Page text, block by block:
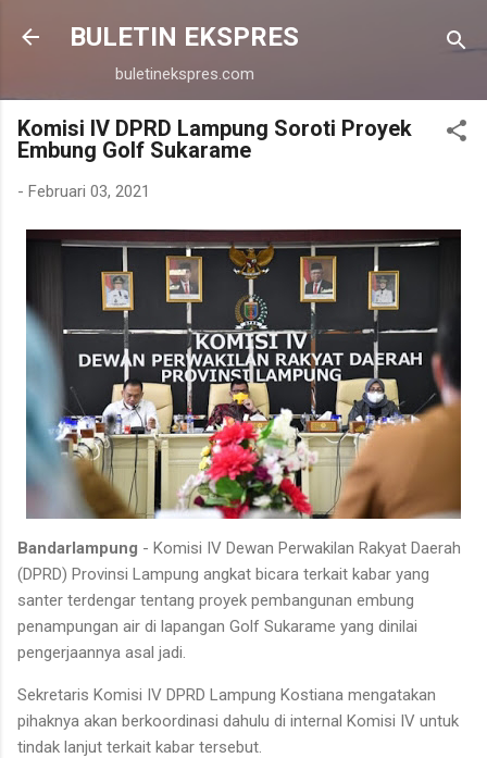
Langsung ke konten utama
BULETIN EKSPRES
buletinekspres.com
Komisi IV DPRD Lampung Soroti Proyek
Embung Golf Sukarame
- Februari 03, 2021
Bandarlampung - Komisi IV Dewan Perwakilan Rakyat Daerah
(DPRD) Provinsi Lampung angkat bicara terkait kabar yang
santer terdengar tentang proyek pembangunan embung
penampungan air di lapangan Golf Sukarame yang dinilai
pengerjaannya asal jadi.
Sekretaris Komisi IV DPRD Lampung Kostiana mengatakan
pihaknya akan berkoordinasi dahulu di internal Komisi IV untuk
tindak lanjut terkait kabar tersebut.